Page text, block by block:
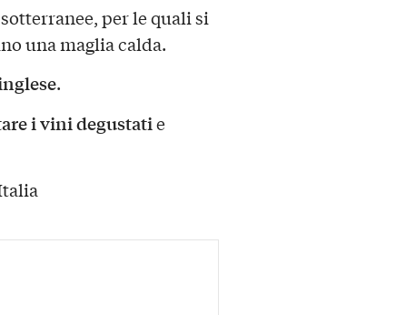
per le quali si
una maglia calda.
.
i vini degustatie